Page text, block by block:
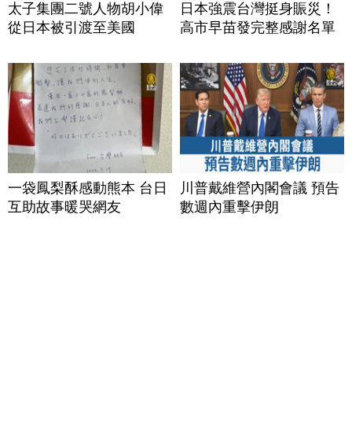
太子集團二號人物胡小偉
從日本被引渡至美國
日本強震台灣挺身賑災！
高市早苗發完整感謝名單
一袋鳳梨酥感動熊本 台日
互助故事暖哭網友
川普戴維營內閣會議 預告
數週內重擊伊朗